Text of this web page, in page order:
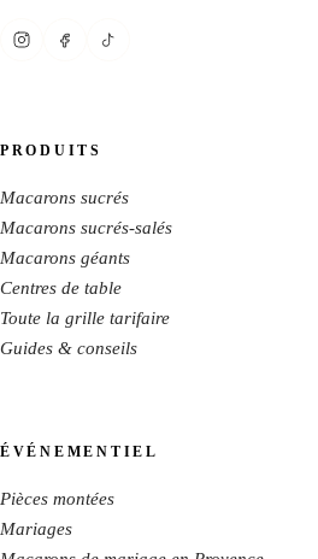
PRODUITS
Macarons sucrés
Macarons sucrés-salés
Macarons géants
Centres de table
Toute la grille tarifaire
Guides & conseils
ÉVÉNEMENTIEL
Pièces montées
Mariages